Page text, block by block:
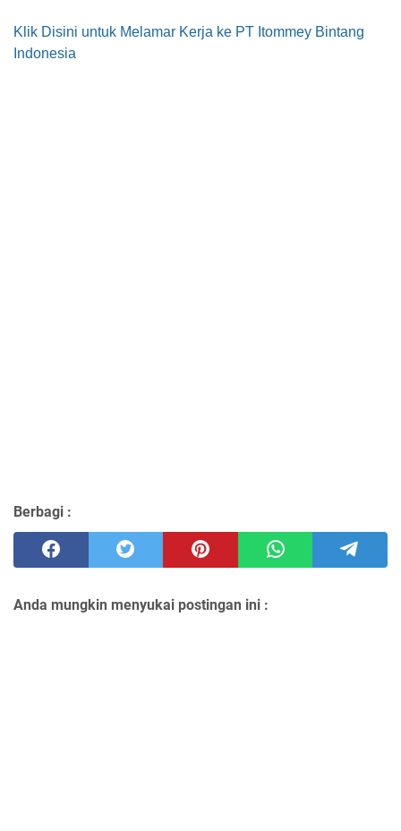
Klik Disini untuk Melamar Kerja ke PT Itommey Bintang
Indonesia
Berbagi :
Anda mungkin menyukai postingan ini :